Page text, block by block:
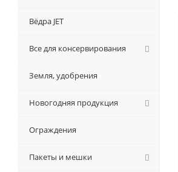
Вёдра JET
Все для консервирования
Земля, удобрения
Новогодняя продукция
Ограждения
Пакеты и мешки